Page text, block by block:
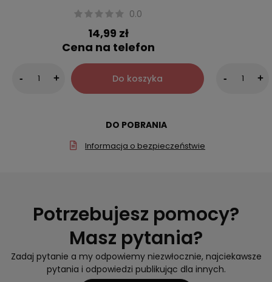
0.0
14,99 zł
Cena na telefon
- + Do koszyka - +
DO POBRANIA
Informacja o bezpieczeństwie
Potrzebujesz pomocy?
Masz pytania?
Zadaj pytanie a my odpowiemy niezwłocznie, najciekawsze
pytania i odpowiedzi publikując dla innych.